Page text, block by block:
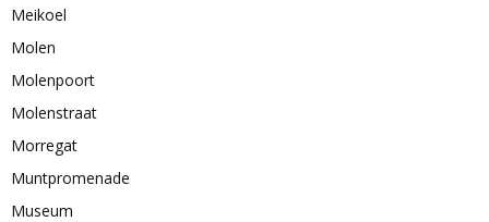
Meikoel
Molen
Molenpoort
Molenstraat
Morregat
Muntpromenade
Museum